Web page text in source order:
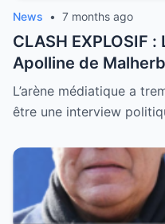
News • 7 months ago
CLASH EXPLOSIF
Apolline de
embrasé le direct !
L’arène médiatique a
être une interview